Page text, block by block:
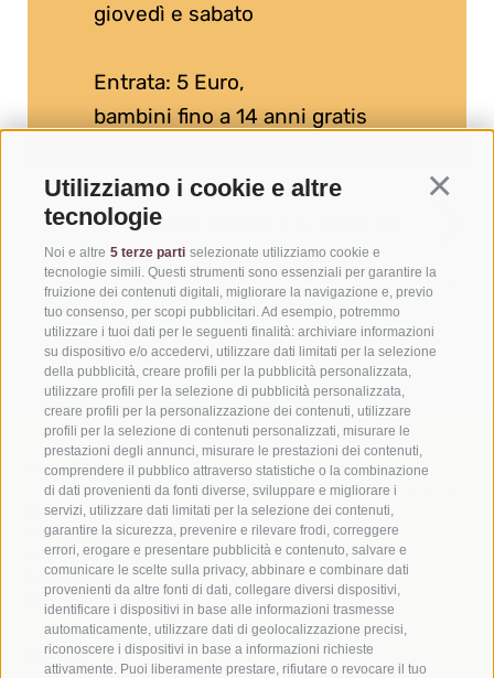
Utilizziamo i cookie e altre
tecnologie
Noi e altre 5 terze parti selezionate utilizziamo cookie e
tecnologie simili. Questi strumenti sono essenziali per garantire la
fruizione dei contenuti digitali, migliorare la navigazione e, previo
tuo consenso, per scopi pubblicitari. Ad esempio, potremmo
utilizzare i tuoi dati per le seguenti finalità: archiviare informazioni
su dispositivo e/o accedervi, utilizzare dati limitati per la selezione
della pubblicità, creare profili per la pubblicità personalizzata,
utilizzare profili per la selezione di pubblicità personalizzata,
creare profili per la personalizzazione dei contenuti, utilizzare
profili per la selezione di contenuti personalizzati, misurare le
prestazioni degli annunci, misurare le prestazioni dei contenuti,
comprendere il pubblico attraverso statistiche o la combinazione
di dati provenienti da fonti diverse, sviluppare e migliorare i
servizi, utilizzare dati limitati per la selezione dei contenuti,
garantire la sicurezza, prevenire e rilevare frodi, correggere
errori, erogare e presentare pubblicità e contenuto, salvare e
comunicare le scelte sulla privacy, abbinare e combinare dati
provenienti da altre fonti di dati, collegare diversi dispositivi,
identificare i dispositivi in base alle informazioni trasmesse
automaticamente, utilizzare dati di geolocalizzazione precisi,
riconoscere i dispositivi in base a informazioni richieste
attivamente. Puoi liberamente prestare, rifiutare o revocare il tuo
giovedì e sabato
Entrata: 5 Euro,
bambini fino a 14 anni gratis
PROGRAMMARE LA VISITA
MIK - MUSEO DEL CAPITOLO
Via Atto, 2
I-39038 San Candido (BZ)
Tel.+39 0471 972912
info@mik.bz.it
Part.iva. 01733530214
SEGUICI